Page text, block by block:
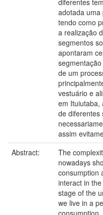
adotada uma
tendo como
a realização
segmentos
apontaram
de um
vestuário e
em Ituiutaba,
de diferentes
assim
Abstract:
The
nowadays
consumption
interact in
stage of the
we live in a